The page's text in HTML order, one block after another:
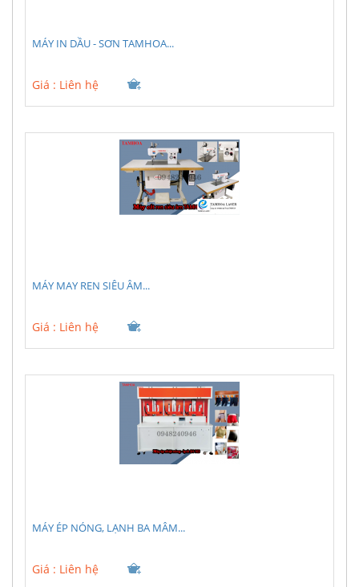
MÁY IN DẦU - SƠN TAMHOA...
Giá : Liên hệ
MÁY MAY REN SIÊU ÂM...
Giá : Liên hệ
MÁY ÉP NÓNG, LẠNH BA MÂM...
Giá : Liên hệ